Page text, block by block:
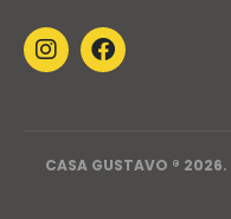
CASA GUSTAVO ® 2026.